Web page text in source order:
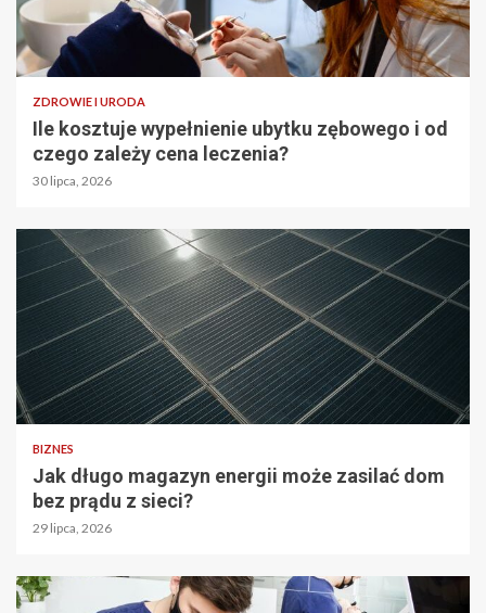
ZDROWIE I URODA
Ile kosztuje wypełnienie ubytku zębowego i od
czego zależy cena leczenia?
30 lipca, 2026
BIZNES
Jak długo magazyn energii może zasilać dom
bez prądu z sieci?
29 lipca, 2026